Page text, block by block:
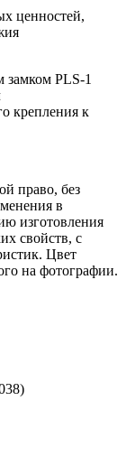
ценностей,
замком PLS-1
крепления к
право, без
в
изготовления
свойств, с
Цвет
на фотографии.